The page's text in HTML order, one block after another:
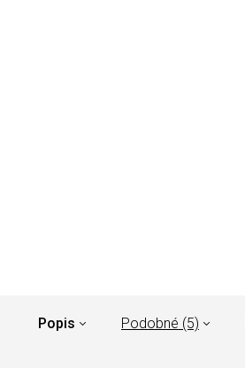
Popis Podobné (5)